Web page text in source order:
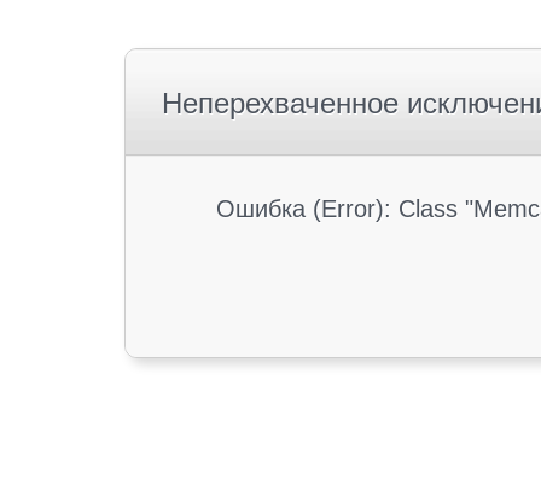
Неперехваченное
Ошибка (Error): Class